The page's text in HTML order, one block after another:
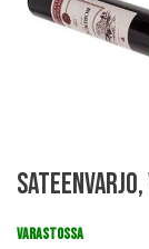
to
beginning
VARASTOSSA